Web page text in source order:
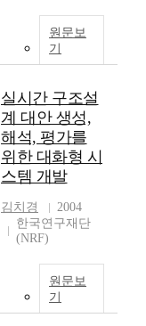
원문보
기
실시간 구조설
계 대안 생성,
해석, 평가를
위한 대화형 시
스템 개발
김치경
2004
한국연구재단
(NRF)
원문보
기